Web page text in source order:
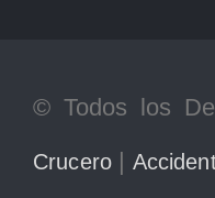
© Todos los
Crucero |